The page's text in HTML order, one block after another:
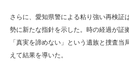
さらに、愛知県警による粘り強い再検証
勢に新たな指針を示した。時の経過が証
「真実を諦めない」という遺族と捜査当
えて結果を導いた。